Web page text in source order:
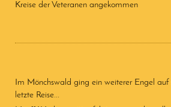
Kreise der Veteranen angekommen
Im Mönchswald ging ein weiterer Engel auf
letzte Reise...